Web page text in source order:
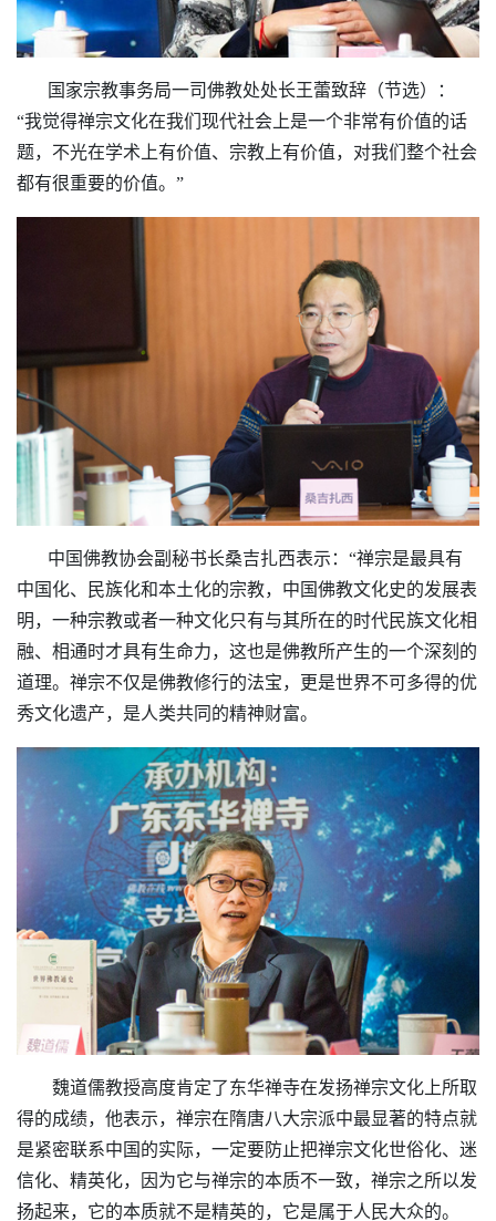
国家宗教事务局一司佛教处处长王蕾致辞（节选）：
“我觉得禅宗文化在我们现代社会上是一个非常有价值的话
题，不光在学术上有价值、宗教上有价值，对我们整个社会
都有很重要的价值。”
中国佛教协会副秘书长桑吉扎西表示：“禅宗是最具有
中国化、民族化和本土化的宗教，中国佛教文化史的发展表
明，一种宗教或者一种文化只有与其所在的时代民族文化相
融、相通时才具有生命力，这也是佛教所产生的一个深刻的
道理。禅宗不仅是佛教修行的法宝，更是世界不可多得的优
秀文化遗产，是人类共同的精神财富。
魏道儒教授高度肯定了东华禅寺在发扬禅宗文化上所取
得的成绩，他表示，禅宗在隋唐八大宗派中最显著的特点就
是紧密联系中国的实际，一定要防止把禅宗文化世俗化、迷
信化、精英化，因为它与禅宗的本质不一致，禅宗之所以发
扬起来，它的本质就不是精英的，它是属于人民大众的。